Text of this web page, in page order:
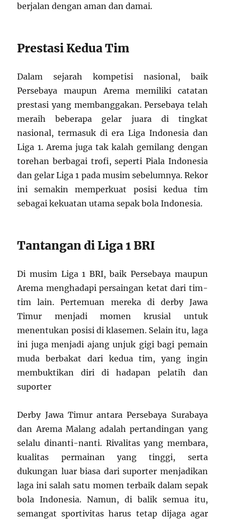
berjalan dengan aman dan damai.
Prestasi Kedua Tim
Dalam sejarah kompetisi nasional, baik
Persebaya maupun Arema memiliki catatan
prestasi yang membanggakan. Persebaya telah
meraih beberapa gelar juara di tingkat
nasional, termasuk di era Liga Indonesia dan
Liga 1. Arema juga tak kalah gemilang dengan
torehan berbagai trofi, seperti Piala Indonesia
dan gelar Liga 1 pada musim sebelumnya. Rekor
ini semakin memperkuat posisi kedua tim
sebagai kekuatan utama sepak bola Indonesia.
Tantangan di Liga 1 BRI
Di musim Liga 1 BRI, baik Persebaya maupun
Arema menghadapi persaingan ketat dari tim-
tim lain. Pertemuan mereka di derby Jawa
Timur menjadi momen krusial untuk
menentukan posisi di klasemen. Selain itu, laga
ini juga menjadi ajang unjuk gigi bagi pemain
muda berbakat dari kedua tim, yang ingin
membuktikan diri di hadapan pelatih dan
suporter
Derby Jawa Timur antara Persebaya Surabaya
dan Arema Malang adalah pertandingan yang
selalu dinanti-nanti. Rivalitas yang membara,
kualitas permainan yang tinggi, serta
dukungan luar biasa dari suporter menjadikan
laga ini salah satu momen terbaik dalam sepak
bola Indonesia. Namun, di balik semua itu,
semangat sportivitas harus tetap dijaga agar